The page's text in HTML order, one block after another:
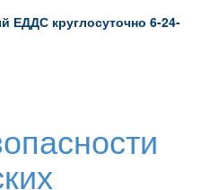
ЕДДС круглосуточно 6-24-